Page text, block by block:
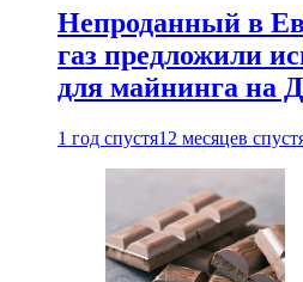
Непроданный в
газ предложили
для майнинга на
1 год спустя12 месяцев